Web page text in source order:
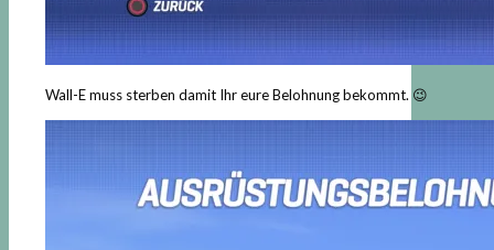
Wall-E muss sterben damit Ihr eure Belohnung bekommt. 😉